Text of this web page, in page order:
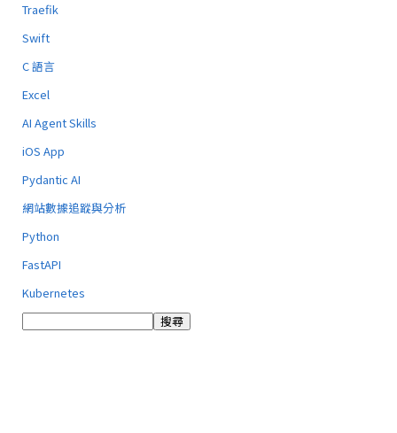
Traefik
Swift
C 語言
Excel
AI Agent Skills
iOS App
Pydantic AI
網站數據追蹤與分析
Python
FastAPI
Kubernetes